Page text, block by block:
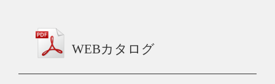
WEBカタログ